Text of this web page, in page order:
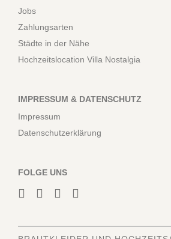
Jobs
Zahlungsarten
Städte in der Nähe
Hochzeitslocation Villa Nostalgia
IMPRESSUM & DATENSCHUTZ
Impressum
Datenschutzerklärung
FOLGE UNS